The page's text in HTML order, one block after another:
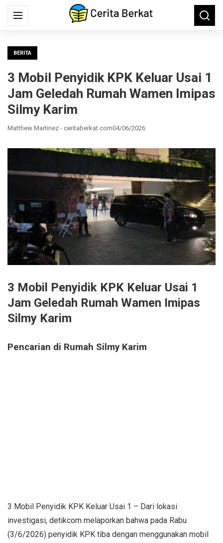
Menu
Search
for:
BERITA
3 Mobil Penyidik KPK Keluar Usai 1
Jam Geledah Rumah Wamen Imipas
Silmy Karim
Matthew Martinez - ceritaberkat.com04/06/2026
3 Mobil Penyidik KPK Keluar Usai 1
Jam Geledah Rumah Wamen Imipas
Silmy Karim
Pencarian di Rumah Silmy Karim
3 Mobil Penyidik KPK Keluar Usai 1 – Dari lokasi
investigasi, detikcom melaporkan bahwa pada Rabu
(3/6/2026) penyidik KPK tiba dengan menggunakan mobil